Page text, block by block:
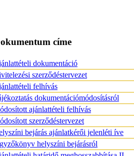
címe
dokumentáció
szerződéstervezet
felhívás
dokumentációmódosításról
ajánlattételi felhívás
szerződéstervezet
bejárás ajánlatkérői jelenléti íve
helyszíni bejárásról